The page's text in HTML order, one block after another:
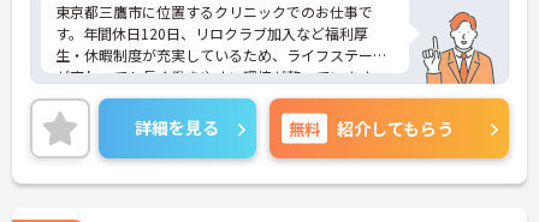
東京都三鷹市に位置するクリニックでのお仕事で
す。年間休日120日、リロクラブ加入など福利厚
生・休暇制度が充実しているため、ライフステージ
が変わっても長く働きやすい環境が整っています。
ご興味のある方には、面接対策ポイントなど、さら
に詳細をご案内しますのでお気軽にご相談くださ
い！
詳細を見る 無料 紹介してもらう